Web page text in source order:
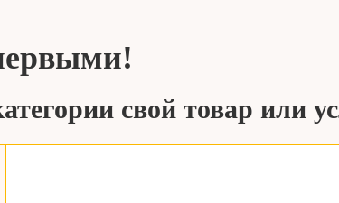
свой товар или